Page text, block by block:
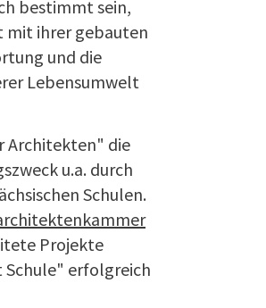
bestimmt sein,
mit ihrer gebauten
und die
Lebensumwelt
Architekten" die
u.a. durch
Schulen.
Projekte
Schule" erfolgreich